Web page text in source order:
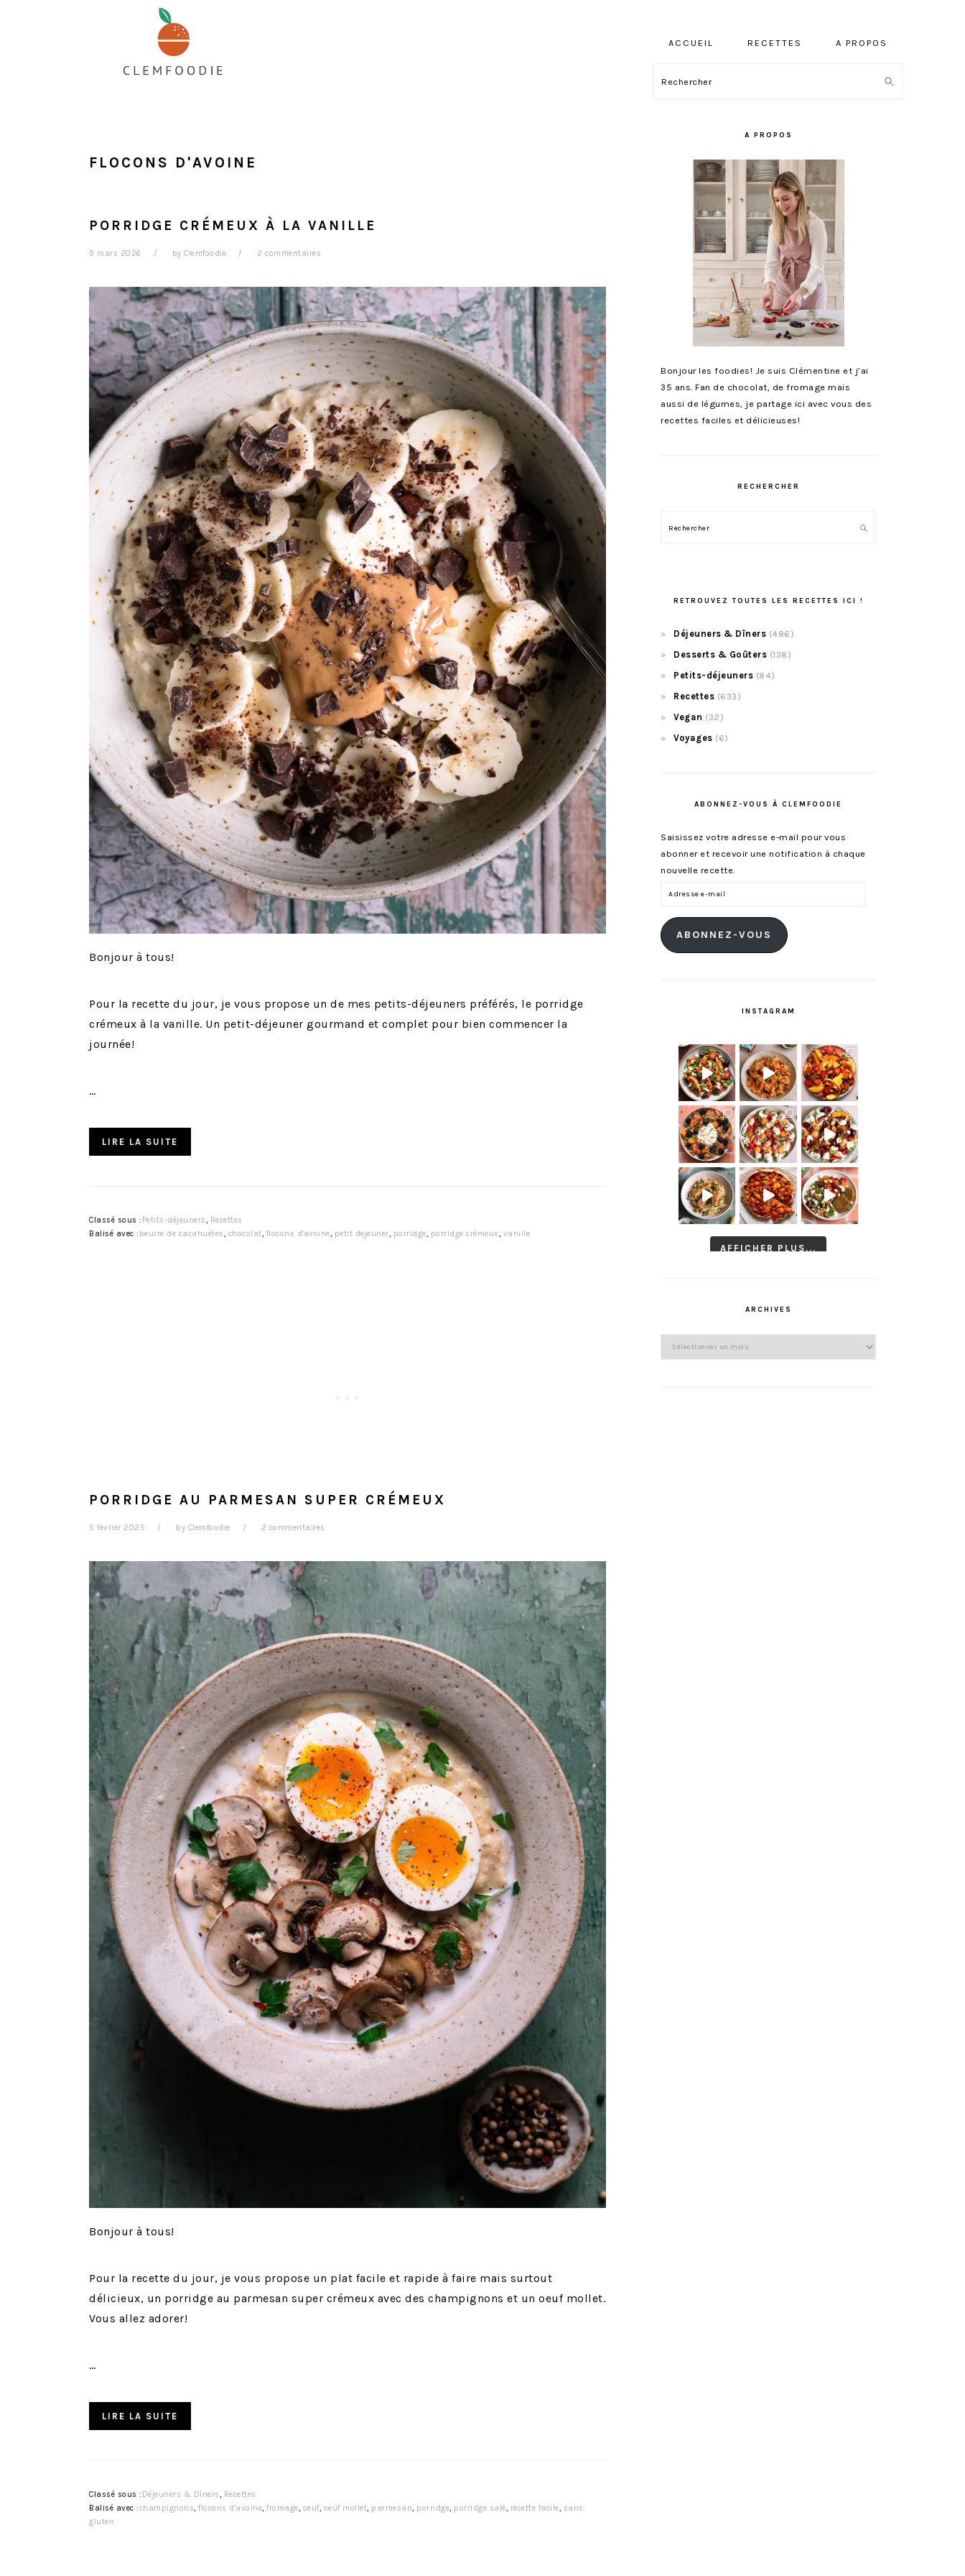
ACCUEIL RECETTES A PROPOS
Rechercher
FLOCONS D'AVOINE
PORRIDGE CRÉMEUX À LA VANILLE
9 mars 2026 by Clemfoodie 2 commentaires
Bonjour à tous!
Pour la recette du jour, je vous propose un de mes petits-déjeuners préférés, le porridge
crémeux à la vanille. Un petit-déjeuner gourmand et complet pour bien commencer la
journée!
…
LIRE LA SUITE
Classé sous : Petits-déjeuners, Recettes
Balisé avec : beurre de cacahuètes, chocolat, flocons d'avoine, petit dejeuner, porridge, porridge crémeux, vanille
PORRIDGE AU PARMESAN SUPER CRÉMEUX
5 février 2025 by Clemfoodie 2 commentaires
Bonjour à tous!
Pour la recette du jour, je vous propose un plat facile et rapide à faire mais surtout
délicieux, un porridge au parmesan super crémeux avec des champignons et un oeuf mollet.
Vous allez adorer!
…
LIRE LA SUITE
Classé sous : Déjeuners & Dîners, Recettes
Balisé avec :champignons, flocons d'avoine, fromage, oeuf, oeuf mollet, parmesan, porridge, porridge salé, recette facile, sans
gluten
A PROPOS
Bonjour les foodies! Je suis Clémentine et j’ai
35 ans. Fan de chocolat, de fromage mais
aussi de légumes, je partage ici avec vous des
recettes faciles et délicieuses!
RECHERCHER
Rechercher
RETROUVEZ TOUTES LES RECETTES ICI !
Déjeuners & Dîners (486)
Desserts & Goûters (138)
Petits-déjeuners (84)
Recettes (633)
Vegan (32)
Voyages (6)
ABONNEZ-VOUS À CLEMFOODIE
Saisissez votre adresse e-mail pour vous
abonner et recevoir une notification à chaque
nouvelle recette.
Adresse
mail
ABONNEZ-VOUS
INSTAGRAM
AFFICHER PLUS...
ARCHIVES
Archives